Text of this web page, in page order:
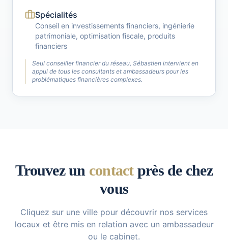
Spécialités
Conseil en investissements financiers, ingénierie
patrimoniale, optimisation fiscale, produits
financiers
Seul conseiller financier du réseau, Sébastien intervient en
appui de tous les consultants et ambassadeurs pour les
problématiques financières complexes.
Trouvez un contactprès de chez
vous
Cliquez sur une ville pour découvrir nos services
locaux et être mis en relation avec un ambassadeur
ou le cabinet.